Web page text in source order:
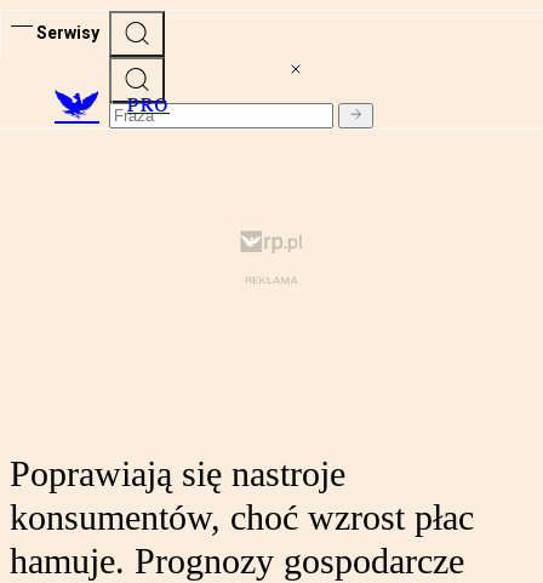
Serwisy
PRO
Poprawiają się nastroje
konsumentów, choć wzrost płac
hamuje. Prognozy gospodarcze